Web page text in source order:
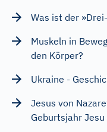
Was ist der
Muskeln in
den Körper?
Ukraine -
Jesus von
Geburtsjahr